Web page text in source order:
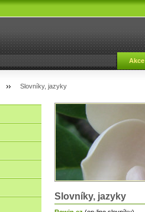
Akce
Slovníky, jazyky
Slovníky, jazyky